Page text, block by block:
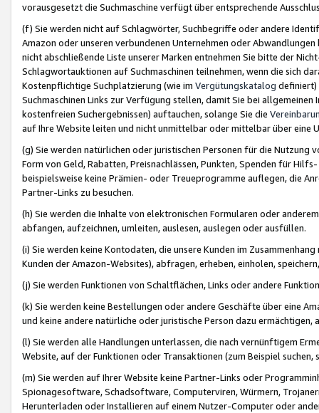
vorausgesetzt die Suchmaschine verfügt über entsprechende
(f) Sie werden nicht auf Schlagwörter, Suchbegriffe oder andere
Amazon oder unseren verbundenen Unternehmen oder
nicht abschließende Liste unserer Marken entnehmen Sie bitte der
Schlagwortauktionen auf Suchmaschinen teilnehmen, wenn die sich
Kostenpflichtige Suchplatzierung (wie im Vergütungskatalog definiert)
Suchmaschinen Links zur Verfügung stellen, damit Sie bei
kostenfreien Suchergebnissen) auftauchen, solange Sie die
auf Ihre Website leiten und nicht unmittelbar oder mittelbar über eine
(g) Sie werden natürlichen oder juristischen Personen für die Nutzung
Form von Geld, Rabatten, Preisnachlässen, Punkten, Spenden für
beispielsweise keine Prämien- oder Treueprogramme auflegen, die
Partner-Links zu besuchen.
(h) Sie werden die Inhalte von elektronischen Formularen oder
abfangen, aufzeichnen, umleiten, auslesen, auslegen oder ausfüllen.
(i) Sie werden keine Kontodaten, die unsere Kunden im
Kunden der Amazon-Websites), abfragen, erheben, einholen,
(j) Sie werden Funktionen von Schaltflächen, Links oder andere
(k) Sie werden keine Bestellungen oder andere Geschäfte über eine
und keine andere natürliche oder juristische Person dazu
(l) Sie werden alle Handlungen unterlassen, die nach vernünftigem
Website, auf der Funktionen oder Transaktionen (zum Beispiel
(m) Sie werden auf Ihrer Website keine Partner-Links oder
Spionagesoftware, Schadsoftware, Computerviren, Würmern,
Herunterladen oder Installieren auf einem Nutzer-Computer oder